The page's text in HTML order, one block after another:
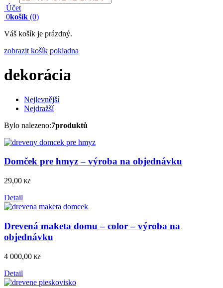
search
Účet
0košík (0)
Váš košík je prázdný.
zobrazit košík pokladna
dekorácia
Nejlevnější
Nejdražší
Bylo nalezeno:7produktů
Domček pre hmyz – výroba na objednávku
29,00 Kč
Detail
Drevená maketa domu – color – výroba na
objednávku
4 000,00 Kč
Detail